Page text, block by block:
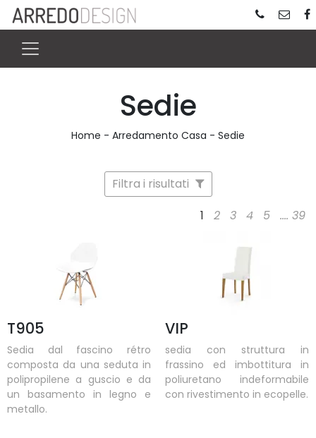
Sedie
Home - Arredamento Casa - Sedie
Filtra i risultati
1
2 3 4 5 .... 39
T905
Sedia dal fascino rétro
composta da una seduta in
polipropilene a guscio e da
un basamento in legno e
metallo.
VIP
sedia con struttura in
frassino ed imbottitura in
poliuretano indeformabile
con rivestimento in ecopelle.